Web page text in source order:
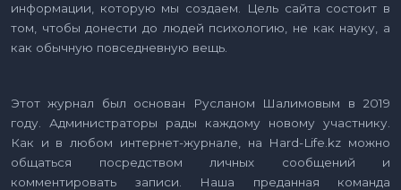
информации, которую мы создаем. Цель сайта состоит в
том, чтобы донести до людей психологию, не как науку, а
как обычную повседневную вещь.
Этот журнал был основан Русланом Шалимовым в 2019
году. Администраторы рады каждому новому участнику.
Как и в любом интернет-журнале, на Hard-Life.kz можно
общаться посредством личных сообщений и
комментировать записи. Наша преданная команда